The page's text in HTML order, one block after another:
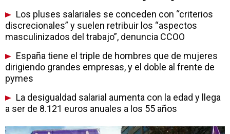
Los pluses salariales se conceden con “criterios
discrecionales” y suelen retribuir los “aspectos
masculinizados del trabajo”, denuncia CCOO
España tiene el triple de hombres que de mujeres
dirigiendo grandes empresas, y el doble al frente de
pymes
La desigualdad salarial aumenta con la edad y llega
a ser de 8.121 euros anuales a los 55 años